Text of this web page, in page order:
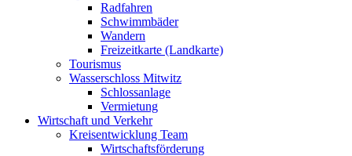
Radfahren
Schwimmbäder
Wandern
Freizeitkarte (Landkarte)
Tourismus
Wasserschloss Mitwitz
Schlossanlage
Vermietung
Wirtschaft und Verkehr
Kreisentwicklung Team
Wirtschaftsförderung